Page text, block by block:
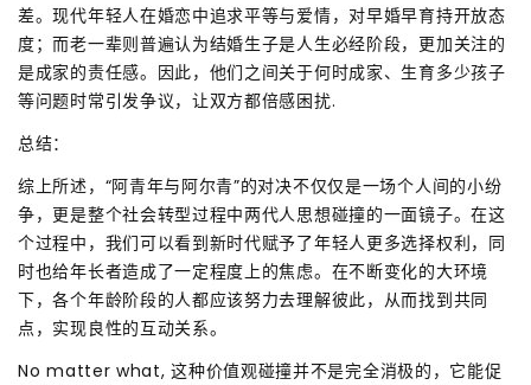
差。现代年轻人在婚恋中追求平等与爱情，对早婚早育持开放态
度；而老一辈则普遍认为结婚生子是人生必经阶段，更加关注的
是成家的责任感。因此，他们之间关于何时成家、生育多少孩子
等问题时常引发争议，让双方都倍感困扰.
总结：
综上所述，“阿青年与阿尔青”的对决不仅仅是一场个人间的小纷
争，更是整个社会转型过程中两代人思想碰撞的一面镜子。在这
个过程中，我们可以看到新时代赋予了年轻人更多选择权利，同
时也给年长者造成了一定程度上的焦虑。在不断变化的大环境
下，各个年龄阶段的人都应该努力去理解彼此，从而找到共同
点，实现良性的互动关系。
No matter what, 这种价值观碰撞并不是完全消极的，它能促